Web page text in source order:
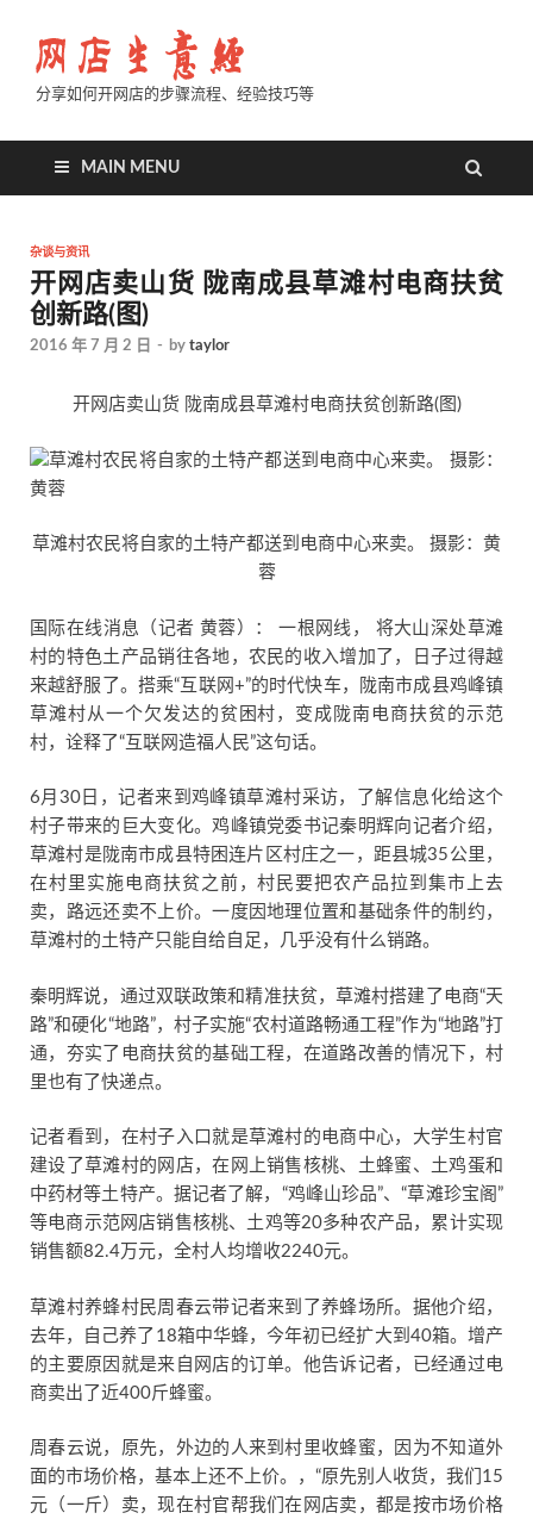
分享如何开网店的步骤流程、经验技巧等
MAIN MENU
杂谈与资讯
开网店卖山货 陇南成县草滩村电商扶贫
创新路(图)
2016 年 7 月 2 日 - by taylor
开网店卖山货 陇南成县草滩村电商扶贫创新路(图)
草滩村农民将自家的土特产都送到电商中心来卖。 摄影：黄
蓉
国际在线消息（记者 黄蓉）： 一根网线， 将大山深处草滩
村的特色土产品销往各地，农民的收入增加了，日子过得越
来越舒服了。搭乘“互联网+”的时代快车，陇南市成县鸡峰镇
草滩村从一个欠发达的贫困村，变成陇南电商扶贫的示范
村，诠释了“互联网造福人民”这句话。
6月30日，记者来到鸡峰镇草滩村采访，了解信息化给这个
村子带来的巨大变化。鸡峰镇党委书记秦明辉向记者介绍，
草滩村是陇南市成县特困连片区村庄之一，距县城35公里，
在村里实施电商扶贫之前，村民要把农产品拉到集市上去
卖，路远还卖不上价。一度因地理位置和基础条件的制约，
草滩村的土特产只能自给自足，几乎没有什么销路。
秦明辉说，通过双联政策和精准扶贫，草滩村搭建了电商“天
路”和硬化“地路”，村子实施“农村道路畅通工程”作为“地路”打
通，夯实了电商扶贫的基础工程，在道路改善的情况下，村
里也有了快递点。
记者看到，在村子入口就是草滩村的电商中心，大学生村官
建设了草滩村的网店，在网上销售核桃、土蜂蜜、土鸡蛋和
中药材等土特产。据记者了解，“鸡峰山珍品”、“草滩珍宝阁”
等电商示范网店销售核桃、土鸡等20多种农产品，累计实现
销售额82.4万元，全村人均增收2240元。
草滩村养蜂村民周春云带记者来到了养蜂场所。据他介绍，
去年，自己养了18箱中华蜂，今年初已经扩大到40箱。增产
的主要原因就是来自网店的订单。他告诉记者，已经通过电
商卖出了近400斤蜂蜜。
周春云说，原先，外边的人来到村里收蜂蜜，因为不知道外
面的市场价格，基本上还不上价。，“原先别人收货，我们15
元（一斤）卖，现在村官帮我们在网店卖，都是按市场价格